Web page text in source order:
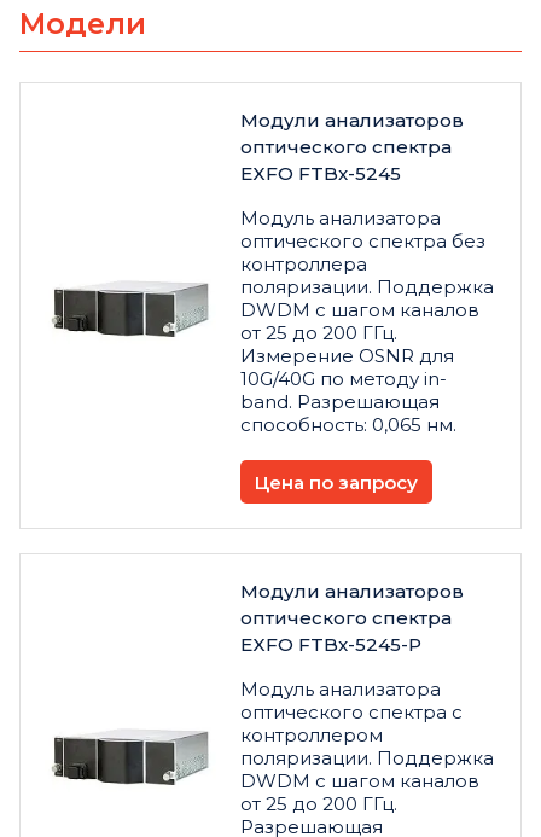
Модели
Модули анализаторов
оптического спектра
EXFO FTBx-5245
Модуль анализатора
оптического спектра без
контроллера
поляризации. Поддержка
DWDM с шагом каналов
от 25 до 200 ГГц.
Измерение OSNR для
10G/40G по методу in-
band. Разрешающая
способность: 0,065 нм.
Цена по запросу
Модули анализаторов
оптического спектра
EXFO FTBx-5245-P
Модуль анализатора
оптического спектра с
контроллером
поляризации. Поддержка
DWDM с шагом каналов
от 25 до 200 ГГц.
Разрешающая